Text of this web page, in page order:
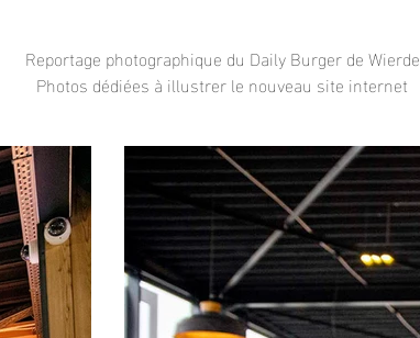
Reportage photographique du Daily Burger de Wierde
Photos dédiées à illustrer le nouveau site internet